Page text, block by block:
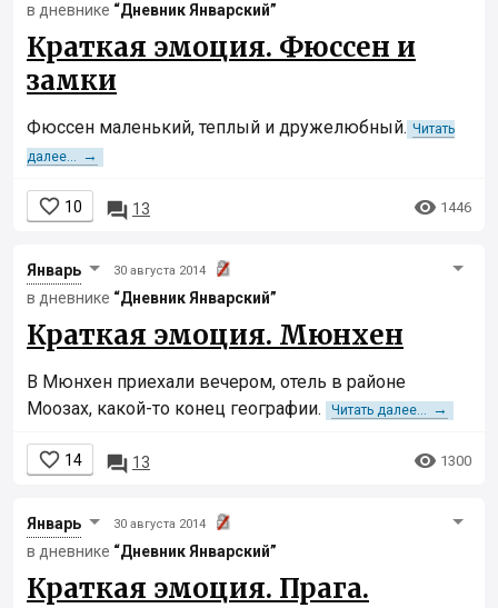
в дневнике “Дневник Январcкий”
Краткая эмоция. Фюссен и
замки
Фюссен маленький, теплый и дружелюбный. Читать
далее... →
 10  13  1446
Январь 30 августа 2014
в дневнике “Дневник Январcкий”
Краткая эмоция. Мюнхен
В Мюнхен приехали вечером, отель в районе
Моозах, какой-то конец географии.
Читать далее... →
 14  13  1300
Январь 30 августа 2014
в дневнике “Дневник Январcкий”
Краткая эмоция. Прага.